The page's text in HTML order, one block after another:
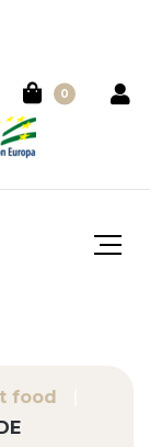
0
food